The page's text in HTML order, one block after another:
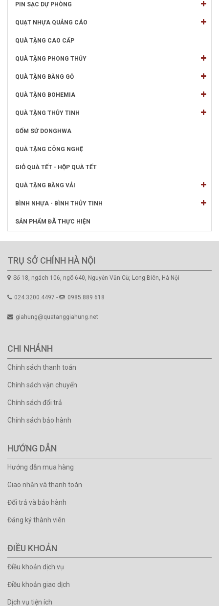
PIN SẠC DỰ PHÒNG
QUẠT NHỰA QUẢNG CÁO
QUÀ TẶNG CAO CẤP
QUÀ TẶNG PHONG THỦY
QUÀ TẶNG BẰNG GỖ
QUÀ TẶNG BOHEMIA
QUÀ TẶNG THỦY TINH
GỐM SỨ DONGHWA
QUÀ TẶNG CÔNG NGHỆ
GIỎ QUÀ TẾT - HỘP QUÀ TẾT
QUÀ TẶNG BẰNG VẢI
BÌNH NHỰA - BÌNH THỦY TINH
SẢN PHẨM ĐÃ THỰC HIỆN
TRỤ SỞ CHÍNH HÀ NỘI
Số 18, ngách 106, ngõ 640, Nguyễn Văn Cừ, Long Biên, Hà Nội
024.3200.4497 - 0985 889 618
giahung@quatanggiahung.net
CHI NHÁNH
Chính sách thanh toán
Chính sách vận chuyển
Chính sách đổi trả
Chính sách bảo hành
HƯỚNG DẪN
Hướng dẫn mua hàng
Giao nhận và thanh toán
Đổi trả và bảo hành
Đăng ký thành viên
ĐIỀU KHOẢN
Điều khoản dịch vụ
Điều khoản giao dịch
Dịch vụ tiện ích